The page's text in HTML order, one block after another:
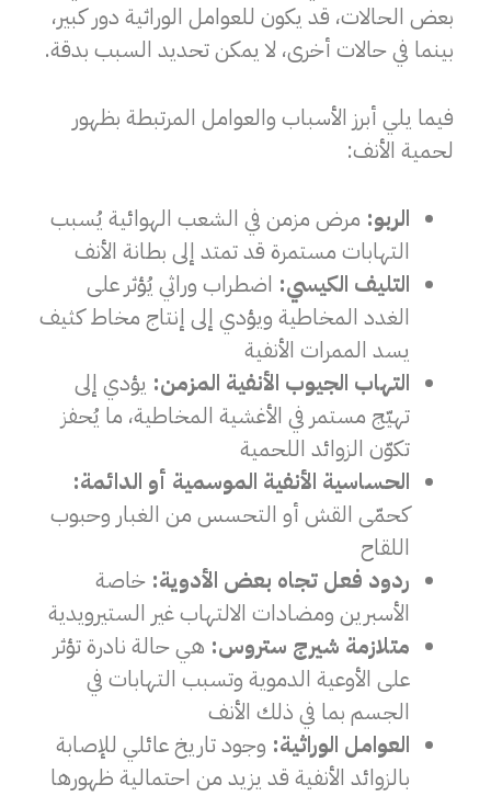
بعض الحالات، قد يكون للعوامل الوراثية دور كبير،
بينما في حالات أخرى، لا يمكن تحديد السبب بدقة.
فيما يلي أبرز الأسباب والعوامل المرتبطة بظهور
لحمية الأنف:
الربو: مرض مزمن في الشعب الهوائية يُسبب
التهابات مستمرة قد تمتد إلى بطانة الأنف
التليف الكيسي: اضطراب وراثي يُؤثر على
الغدد المخاطية ويؤدي إلى إنتاج مخاط كثيف
يسد الممرات الأنفية
التهاب الجيوب الأنفية المزمن: يؤدي إلى
تهيّج مستمر في الأغشية المخاطية، ما يُحفز
تكوّن الزوائد اللحمية
الحساسية الأنفية الموسمية أو الدائمة:
كحمّى القش أو التحسس من الغبار وحبوب
اللقاح
ردود فعل تجاه بعض الأدوية: خاصة
الأسبرين ومضادات الالتهاب غير الستيرويدية
متلازمة شيرج ستروس: هي حالة نادرة تؤثر
على الأوعية الدموية وتسبب التهابات في
الجسم بما في ذلك الأنف
العوامل الوراثية: وجود تاريخ عائلي للإصابة
بالزوائد الأنفية قد يزيد من احتمالية ظهورها